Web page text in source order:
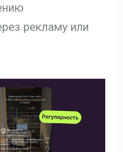
рекламу или